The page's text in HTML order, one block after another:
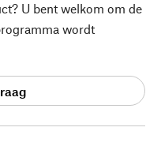
U bent welkom om de
wordt